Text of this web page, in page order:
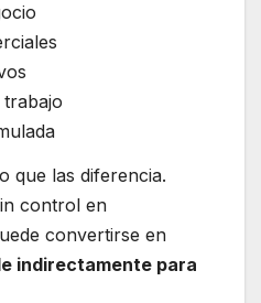
que las diferencia.
control en
convertirse en
indirectamente para